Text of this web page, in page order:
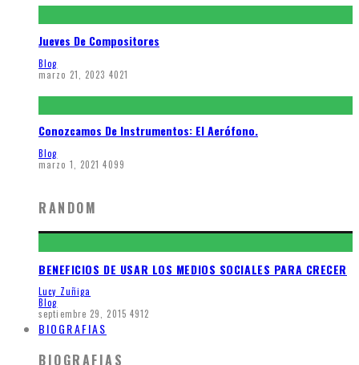
Jueves De Compositores
Blog
marzo 21, 2023 4021
Conozcamos De Instrumentos: El Aerófono.
Blog
marzo 1, 2021 4099
RANDOM
BENEFICIOS DE USAR LOS MEDIOS SOCIALES PARA CRECER
Lucy Zuñiga
Blog
septiembre 29, 2015 4912
BIOGRAFIAS
BIOGRAFIAS